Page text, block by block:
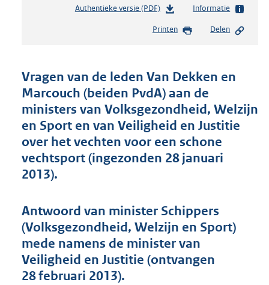
Authentieke versie (PDF)b
s
d
s
g
r
o
t
4
6
b
Informatie
Printen Delen
Vragen van de leden Van Dekken en
Marcouch (beiden PvdA) aan de
ministers van Volksgezondheid, Welzijn
en Sport en van Veiligheid en Justitie
over het vechten voor een schone
vechtsport (ingezonden 28 januari
2013).
Antwoord van minister Schippers
(Volksgezondheid, Welzijn en Sport)
mede namens de minister van
Veiligheid en Justitie (ontvangen
28 februari 2013).